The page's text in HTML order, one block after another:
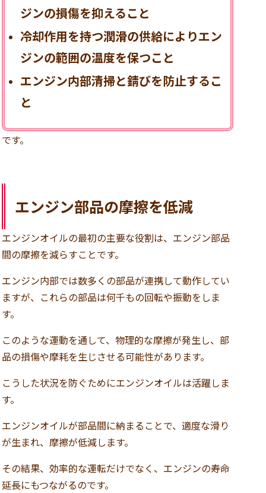
ジンの損傷を抑えること
冷却作用を持つ潤滑の供給によりエン
ジンの範囲の温度を保つこと
エンジン内部清掃と錆びを防止するこ
と
です。
エンジン部品の摩擦を低減
エンジンオイルの最初の主要な役割は、エンジン部品
間の摩擦を減らすことです。
エンジン内部では数多くの部品が連携して動作してい
ますが、これらの部品は何千もの回転や振動をしま
す。
このような運動を通して、物理的な摩擦が発生し、部
品の損傷や摩耗を生じさせる可能性があります。
こうした状況を防ぐためにエンジンオイルは活躍しま
す。
エンジンオイルが部品間に納まることで、適度な滑り
が生まれ、摩擦が低減します。
その結果、効率的な運転だけでなく、エンジンの寿命
延長にもつながるのです。